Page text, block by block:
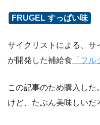
FRUGEL すっぱい味
サイクリストによる、サ
が開発した補給食 「フル
この記事のため購入し
けど、たぶん美味しいだ